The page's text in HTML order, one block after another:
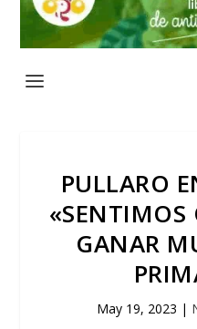
PULLARO
«SENTIMOS
GANAR
May 19, 2023 |